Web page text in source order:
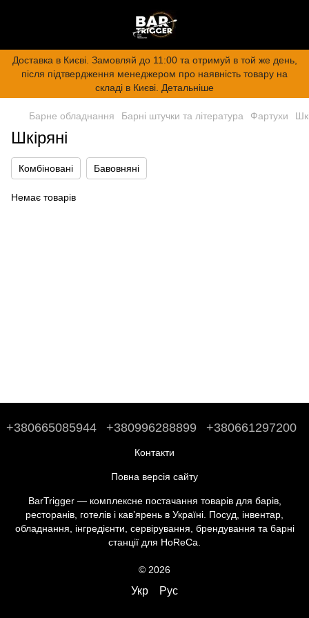
Доставка в Києві. Замовляй до 11:00 та отримуй в той же день,
після підтвердження менеджером про наявність товару на
складі в Києві. Детальніше
Барне обладнання Барні штучки та література Фартухи
Шкіряні
Комбіновані Бавовняні
Немає товарів
+380665085944 +380996288899 +380661297200
Контакти
Повна версія сайту
BarTrigger — комплексне постачання товарів для барів,
ресторанів, готелів і кав’ярень в Україні. Посуд, інвентар,
обладнання, інгредієнти, сервірування, брендування та барні
станції для HoReCa.
© 2026
Укр Рус